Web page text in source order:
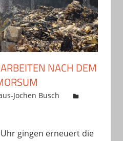
NACH DEM
Jochen Busch
gingen erneuert die